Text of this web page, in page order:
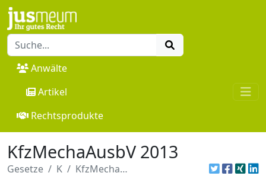
Anwälte
Artikel
Rechtsprodukte
KfzMechaAusbV 2013
Gesetze K KfzMechaAusbV 2013